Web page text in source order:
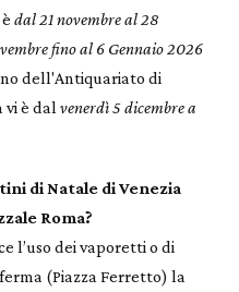
èdal 21 novembre al 28
fino al 6 Gennaio 2026
dell'Antiquariato di
vi è dalvenerdì 5 dicembre a
di Natale di Venezia
Roma?
l’uso dei vaporetti o di
(Piazza Ferretto) la